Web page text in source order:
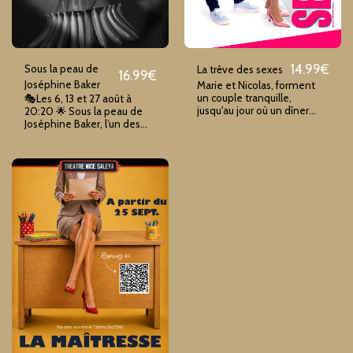
Sous la peau de
Joséphine Baker
16.99€
🎭Les 6, 13 et 27 août à
20:20 🌟 Sous la peau de
Joséphine Baker, l’un des
revient au Théâtre Nice-
Saleya 🎶 ✨ Une
performance
bouleversante, dans un
théâtre intimiste, par la
talentueuse Sofia Naït :
voix, danse, émotion,
histoire… Joséphine revit
sous vos yeux. 🎟
Réservation fortement
conseillée !
La trêve des sexes 14.99€
Marie et Nicolas, forment
un couple tranquille,
jusqu'au jour où un dîner